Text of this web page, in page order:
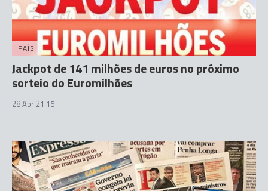
PAÍS
Jackpot de 141 milhões de euros no próximo
sorteio do Euromilhões
28 Abr 21:15